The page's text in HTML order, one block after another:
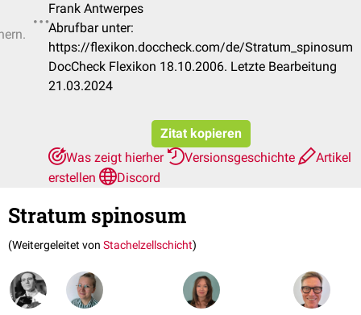
Frank Antwerpes
Abrufbar unter:
https://flexikon.doccheck.com/de/Stratum_spinosum
DocCheck Flexikon 18.10.2006. Letzte Bearbeitung
21.03.2024
Zitat kopieren
Was zeigt hierher
Versionsgeschichte
Artikel
erstellen
Discord
Stratum spinosum
(Weitergeleitet von Stachelzellschicht)